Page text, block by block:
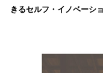
きるセルフ・イノベーシ